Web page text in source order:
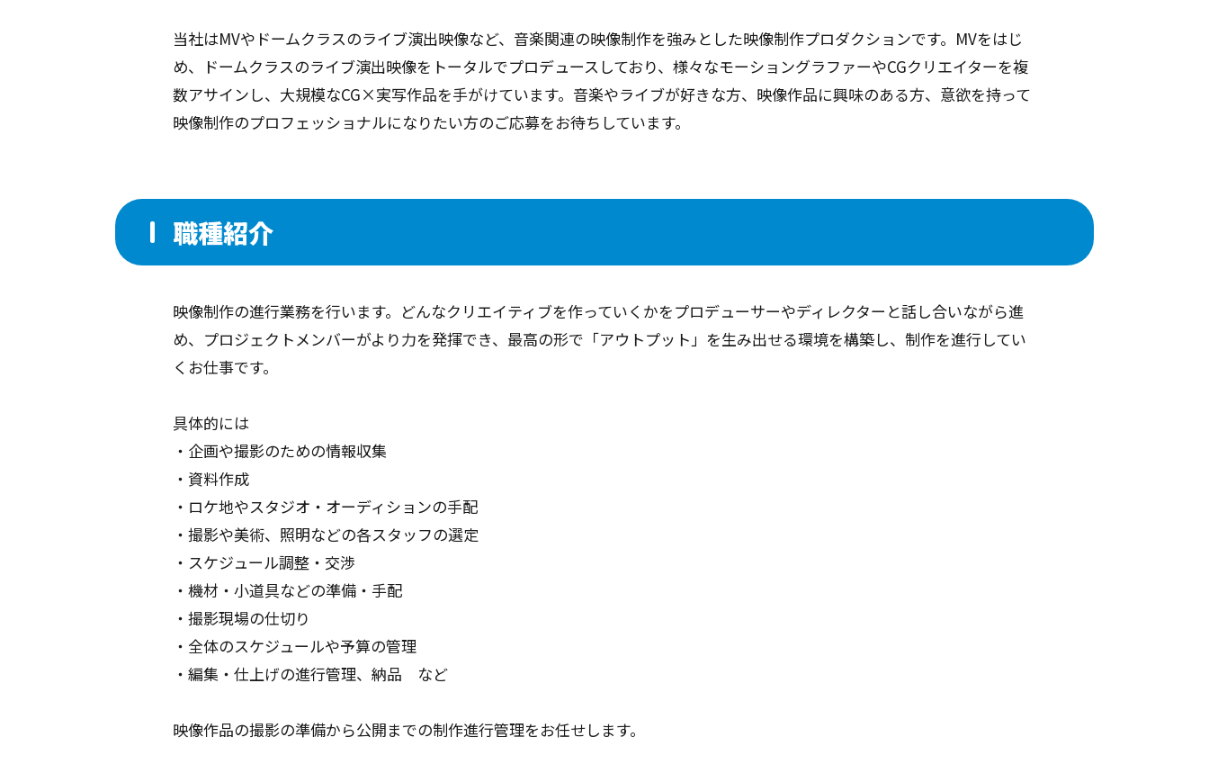
当社はMVやドームクラスのライブ演出映像など、音楽関連の映像制作を強みとした映像制作プロダクションです。MVをはじ
め、ドームクラスのライブ演出映像をトータルでプロデュースしており、様々なモーショングラファーやCGクリエイターを複
数アサインし、大規模なCG×実写作品を手がけています。音楽やライブが好きな方、映像作品に興味のある方、意欲を持って
映像制作のプロフェッショナルになりたい方のご応募をお待ちしています。
職種紹介
映像制作の進行業務を行います。どんなクリエイティブを作っていくかをプロデューサーやディレクターと話し合いながら進
め、プロジェクトメンバーがより力を発揮でき、最高の形で「アウトプット」を生み出せる環境を構築し、制作を進行してい
くお仕事です。
具体的には
・企画や撮影のための情報収集
・資料作成
・ロケ地やスタジオ・オーディションの手配
・撮影や美術、照明などの各スタッフの選定
・スケジュール調整・交渉
・機材・小道具などの準備・手配
・撮影現場の仕切り
・全体のスケジュールや予算の管理
・編集・仕上げの進行管理、納品 など
映像作品の撮影の準備から公開までの制作進行管理をお任せします。